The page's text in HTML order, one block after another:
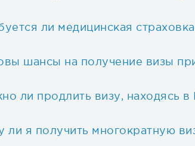
ли медицинская
шансы на получение визы
ли продлить визу, находясь в
ли я получить многократную